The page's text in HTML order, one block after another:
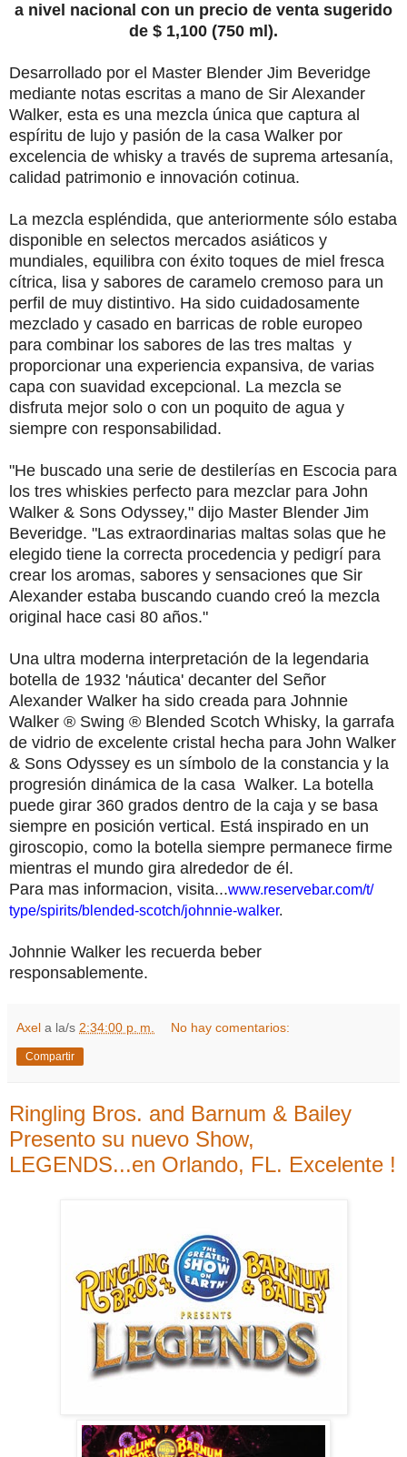
a nivel nacional con un precio de venta sugerido
de $ 1,100 (750 ml).
Desarrollado por el Master Blender Jim Beveridge
mediante notas escritas a mano de Sir Alexander
Walker, esta es una mezcla única que captura al
espíritu de lujo y pasión de la casa Walker por
excelencia de whisky a través de suprema artesanía,
calidad patrimonio e innovación cotinua.
La mezcla espléndida, que anteriormente sólo estaba
disponible en selectos mercados asiáticos y
mundiales, equilibra con éxito toques de miel fresca
cítrica, lisa y sabores de caramelo cremoso para un
perfil de muy distintivo. Ha sido cuidadosamente
mezclado y casado en barricas de roble europeo
para combinar los sabores de las tres maltas y
proporcionar una experiencia expansiva, de varias
capa con suavidad excepcional. La mezcla se
disfruta mejor solo o con un poquito de agua y
siempre con responsabilidad.
"He buscado una serie de destilerías en Escocia para
los tres whiskies perfecto para mezclar para John
Walker & Sons Odyssey," dijo Master Blender Jim
Beveridge. "Las extraordinarias maltas solas que he
elegido tiene la correcta procedencia y pedigrí para
crear los aromas, sabores y sensaciones que Sir
Alexander estaba buscando cuando creó la mezcla
original hace casi 80 años."
Una ultra moderna interpretación de la legendaria
botella de 1932 'náutica' decanter del Señor
Alexander Walker ha sido creada para Johnnie
Walker ® Swing ® Blended Scotch Whisky, la garrafa
de vidrio de excelente cristal hecha para John Walker
& Sons Odyssey es un símbolo de la constancia y la
progresión dinámica de la casa Walker. La botella
puede girar 360 grados dentro de la caja y se basa
siempre en posición vertical. Está inspirado en un
giroscopio, como la botella siempre permanece firme
mientras el mundo gira alrededor de él.
Para mas informacion, visita...www.reservebar.com/t/
type/spirits/blended-scotch/johnnie-walker.
Johnnie Walker les recuerda beber
responsablemente.
Axel a la/s 2:34:00 p. m. No hay comentarios:
Compartir
Ringling Bros. and Barnum & Bailey
Presento su nuevo Show,
LEGENDS...en Orlando, FL. Excelente !